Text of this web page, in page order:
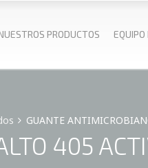
PRODUCTOS
GUANTE
405